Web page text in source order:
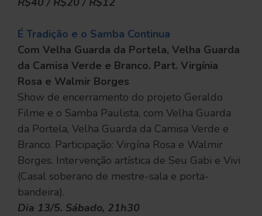
É Tradição e o Samba Continua
Com Velha Guarda da Portela, Velha Guarda
da Camisa Verde e Branco. Part. Virgínia
Rosa e Walmir Borges
Show de encerramento do projeto Geraldo
Filme e o Samba Paulista, com Velha Guarda
da Portela, Velha Guarda da Camisa Verde e
Branco. Participação: Virgína Rosa e Walmir
Borges. Intervenção artística de Seu Gabi e Vivi
(Casal soberano de mestre-sala e porta-
bandeira).
Dia 13/5. Sábado, 21h30